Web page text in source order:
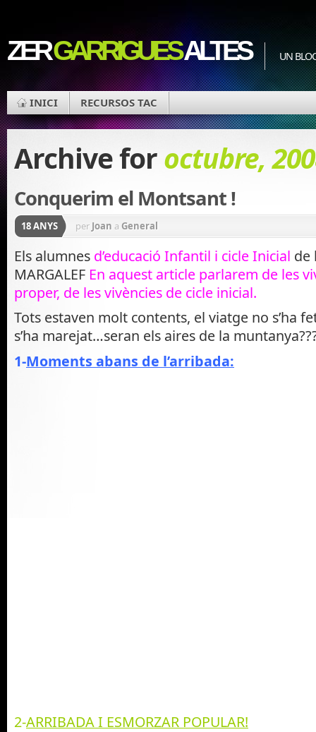
ZERGARRIGUESALTES UN
INICI RECURSOS TAC
Archive foroctubre,
Conquerim el Montsant !
18 ANYS per Joan a General
Els alumnes d’educació Infantil i cicle Inicial de
MARGALEF En aquest article parlarem de les
proper, de les vivències de cicle inicial.
Tots estaven molt contents, el viatge no s’ha
s’ha marejat…seran els aires de la
1-Moments abans de l’arribada:
2-ARRIBADA I ESMORZAR POPULAR!